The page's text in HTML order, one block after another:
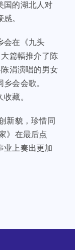
国的湖北人对
。
会在《九头
篇幅推介了陈
涓演唱的男女
会会歌。
藏。
新貌，珍惜同
》在最后点
业上奏出更加